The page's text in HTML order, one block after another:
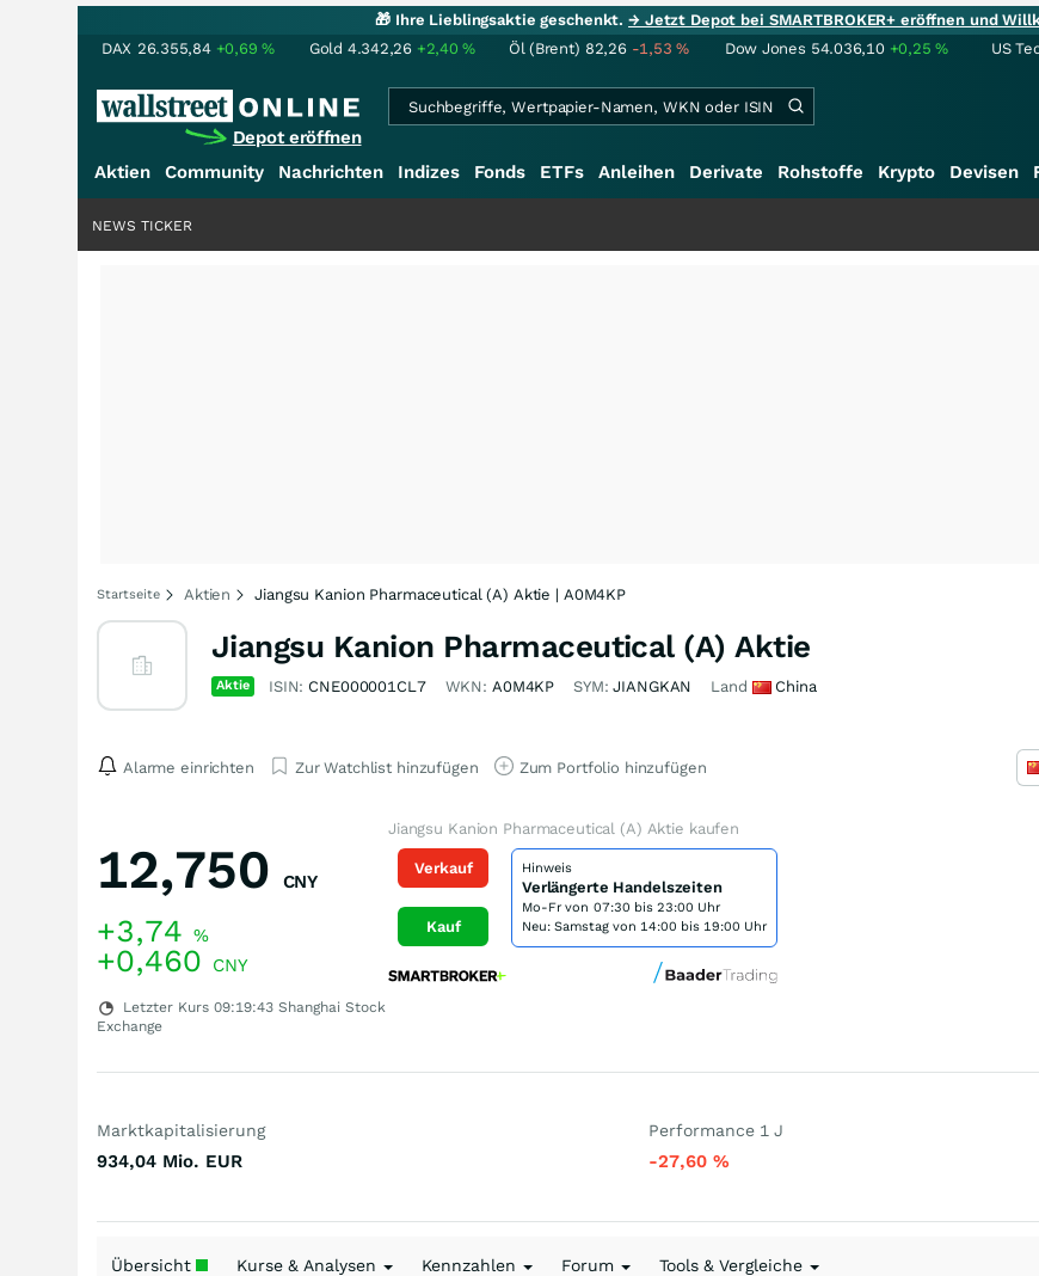
🎁 Ihre Lieblingsaktie geschenkt.→ Jetzt Depot bei SMARTBROKER+ eröffnen und
DAX 26.355,84 +0,69% Gold 4.342,26 +2,40% Öl (Brent) 82,26 -1,53% Dow Jones 54.036,10 +0,25% US
Depot eröffnen
Aktien Community Nachrichten Indizes Fonds ETFs Anleihen Derivate Rohstoffe Krypto Devisen
NEWS TICKER
Startseite Aktien Jiangsu Kanion Pharmaceutical (A) Aktie | A0M4KP
Jiangsu Kanion Pharmaceutical (A) Aktie
Aktie ISIN: CNE000001CL7 WKN: A0M4KP SYM:JIANGKAN Land China
Alarme einrichten Zur Watchlist hinzufügen Zum Portfolio hinzufügen
12,750 CNY
+3,74 %
+0,460 CNY
Letzter Kurs 09:19:43 Shanghai Stock
Exchange
Jiangsu Kanion Pharmaceutical (A) Aktie kaufen
Verkauf
Kauf
Hinweis
Verlängerte Handelszeiten
Mo-Fr von 07:30 bis 23:00 Uhr
Neu: Samstag von 14:00 bis 19:00 Uhr
Marktkapitalisierung
934,04 Mio. EUR
Performance 1 J
-27,60 %
Übersicht Kurse & Analysen Kennzahlen Forum Tools & Vergleiche